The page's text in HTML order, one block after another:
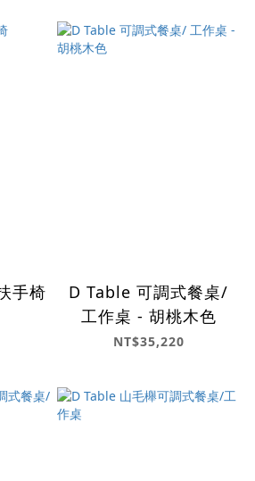
手椅
D Table 可調式餐桌/
工作桌 - 胡桃木色
NT$35,220